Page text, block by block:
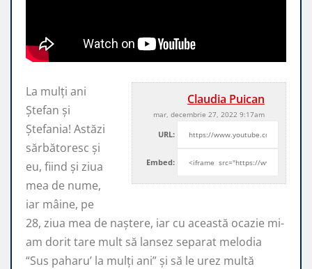
Claudia Puican
mar, decembrie 27, 2022 9:17am
URL:
Embed:
La mulți ani
Ștefan și
Ștefania! Astăzi
sărbătoresc și
eu, fiind și ziua
mea de nume,
iar mâine, pe
28, ziua mea de naștere, iar cu această ocazie mi-
am dorit tare mult să lansez separat melodia
“Sus paharu’ la mulți ani” și să le urez multă